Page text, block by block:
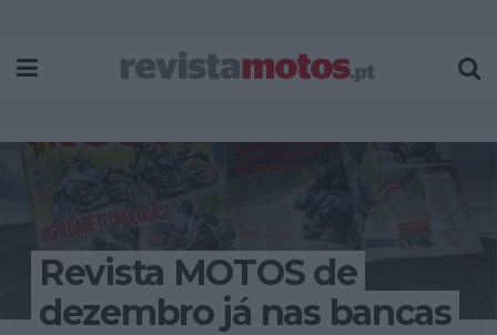
Revista MOTOS de
dezembro já nas bancas